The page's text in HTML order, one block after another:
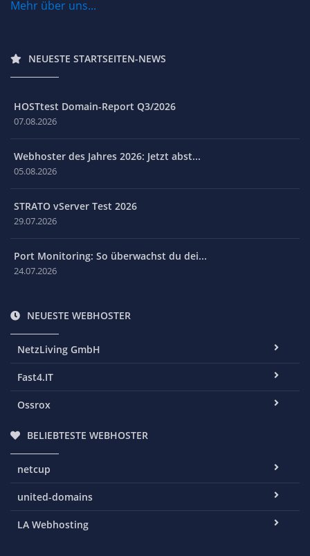
Mehr über uns...
NEUESTE STARTSEITEN-NEWS
HOSTtest Domain-Report Q3/2026
07.08.2026
Webhoster des Jahres 2026: Jetzt abst...
05.08.2026
STRATO vServer Test 2026
29.07.2026
Port Monitoring: So überwachst du dei...
24.07.2026
NEUESTE WEBHOSTER
NetzLiving GmbH
Fast4.IT
Ossrox
BELIEBTESTE WEBHOSTER
netcup
united-domains
LA Webhosting